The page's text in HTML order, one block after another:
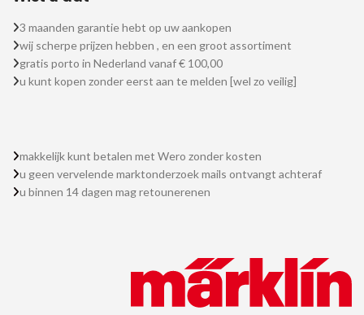
3 maanden garantie hebt op uw aankopen
wij scherpe prijzen hebben , en een groot assortiment
gratis porto in Nederland vanaf € 100,00
u kunt kopen zonder eerst aan te melden [wel zo veilig]
makkelijk kunt betalen met Wero zonder kosten
u geen vervelende marktonderzoek mails ontvangt achteraf
u binnen 14 dagen mag retounerenen